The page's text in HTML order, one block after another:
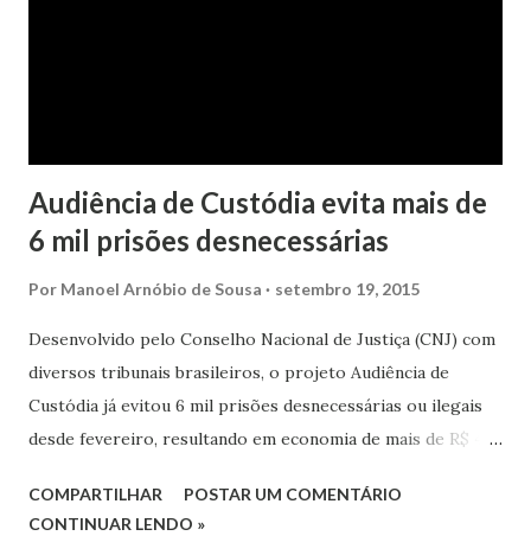
Audiência de Custódia evita mais de
6 mil prisões desnecessárias
Por Manoel Arnóbio de Sousa setembro 19, 2015
Desenvolvido pelo Conselho Nacional de Justiça (CNJ) com
diversos tribunais brasileiros, o projeto Audiência de
Custódia já evitou 6 mil prisões desnecessárias ou ilegais
desde fevereiro, resultando em economia de mais de R$ 455
soltura de 50% Os dados foram apresentados nesta sexta-
COMPARTILHAR
POSTAR UM COMENTÁRIO
CONTINUAR LENDO »